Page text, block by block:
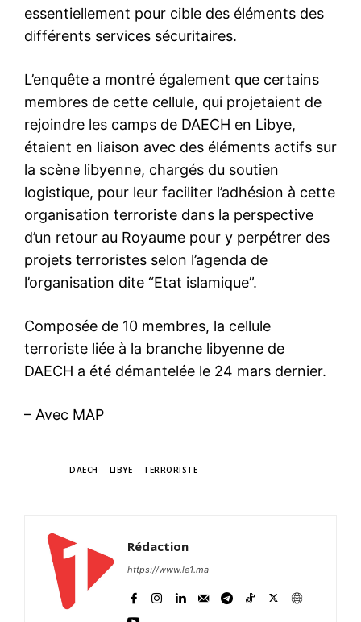
essentiellement pour cible des éléments des
différents services sécuritaires.
L’enquête a montré également que certains
membres de cette cellule, qui projetaient de
rejoindre les camps de DAECH en Libye,
étaient en liaison avec des éléments actifs sur
la scène libyenne, chargés du soutien
logistique, pour leur faciliter l’adhésion à cette
organisation terroriste dans la perspective
d’un retour au Royaume pour y perpétrer des
projets terroristes selon l’agenda de
l’organisation dite “Etat islamique”.
Composée de 10 membres, la cellule
terroriste liée à la branche libyenne de
DAECH a été démantelée le 24 mars dernier.
– Avec MAP
DAECH LIBYE TERRORISTE
Rédaction
https://www.le1.ma